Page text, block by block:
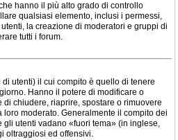
hanno il più alto grado di controllo
qualsiasi elemento, inclusi i permessi,
la creazione di moderatori e gruppi di
tutti i forum.
di utenti) il cui compito è quello di tenere
Hanno il potere di modificare o
chiudere, riaprire, spostare o rimuovere
moderato. Generalmente il compito dei
utenti vadano «fuori tema» (in inglese,
oltraggiosi ed offensivi.